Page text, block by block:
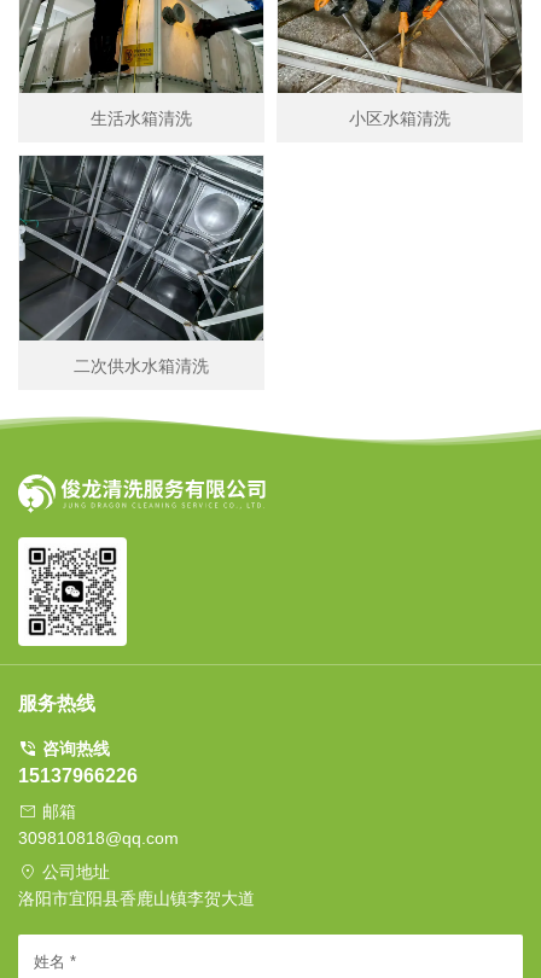
生活水箱清洗 小区水箱清洗
二次供水水箱清洗
服务热线
咨询热线
15137966226
邮箱
309810818@qq.com
公司地址
洛阳市宜阳县香鹿山镇李贺大道